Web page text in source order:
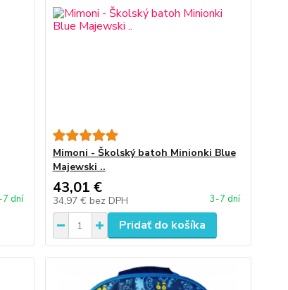
dní
Mimoni - Školský batoh Minionki Blue
Majewski ..
43,01 €
34,97 € bez DPH 3-7 dní
Pridať do košíka